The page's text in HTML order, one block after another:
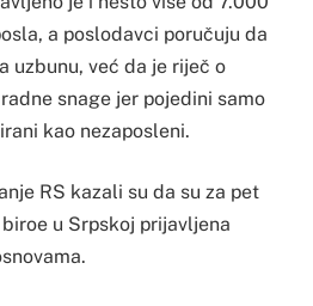
a poslodavci poručuju da
uzbunu, već da je riječ o
snage jer pojedini samo
kao nezaposleni.
RS kazali su da su za pet
u Srpskoj prijavljena